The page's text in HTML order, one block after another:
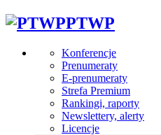
PTWP
Konferencje
Prenumeraty
E-prenumeraty
Strefa Premium
Rankingi, raporty
Newslettery, alerty
Licencje